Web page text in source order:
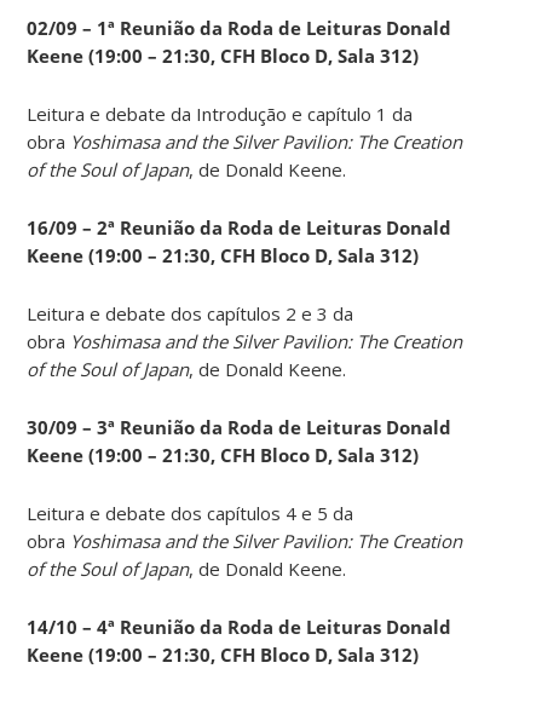
02/09 – 1ª Reunião da Roda de Leituras Donald
Keene (19:00 – 21:30, CFH Bloco D, Sala 312)
Leitura e debate da Introdução e capítulo 1 da
obra Yoshimasa and the Silver Pavilion: The Creation
of the Soul of Japan, de Donald Keene.
16/09 – 2ª Reunião da Roda de Leituras Donald
Keene (19:00 – 21:30, CFH Bloco D, Sala 312)
Leitura e debate dos capítulos 2 e 3 da
obra Yoshimasa and the Silver Pavilion: The Creation
of the Soul of Japan, de Donald Keene.
30/09 – 3ª Reunião da Roda de Leituras Donald
Keene (19:00 – 21:30, CFH Bloco D, Sala 312)
Leitura e debate dos capítulos 4 e 5 da
obra Yoshimasa and the Silver Pavilion: The Creation
of the Soul of Japan, de Donald Keene.
14/10 – 4ª Reunião da Roda de Leituras Donald
Keene (19:00 – 21:30, CFH Bloco D, Sala 312)